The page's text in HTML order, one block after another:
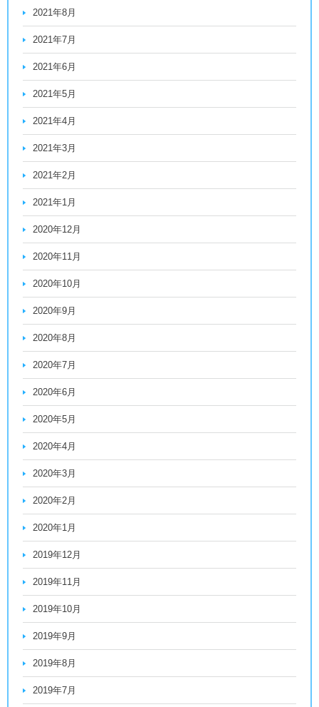
2021年8月
2021年7月
2021年6月
2021年5月
2021年4月
2021年3月
2021年2月
2021年1月
2020年12月
2020年11月
2020年10月
2020年9月
2020年8月
2020年7月
2020年6月
2020年5月
2020年4月
2020年3月
2020年2月
2020年1月
2019年12月
2019年11月
2019年10月
2019年9月
2019年8月
2019年7月